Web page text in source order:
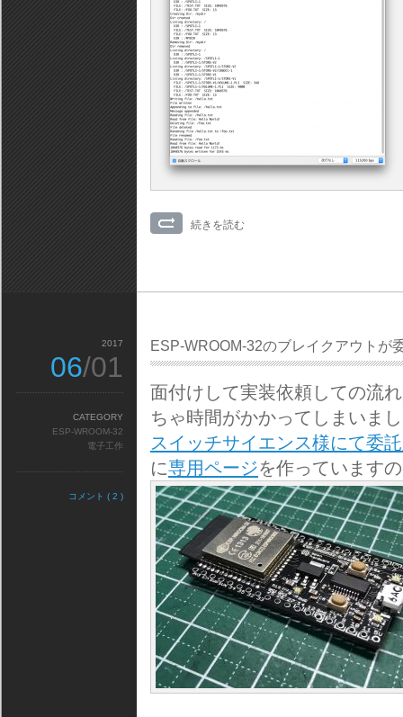
続きを読む
ESP-WROOM-32のブレイクアウトが
面付けして実装依頼しての流
ちゃ時間がかかってしまいま
スイッチサイエンス様にて委
に専用ページを作っています
2017
06/01
CATEGORY
ESP-WROOM-32
電子工作
コメント ( 2 )